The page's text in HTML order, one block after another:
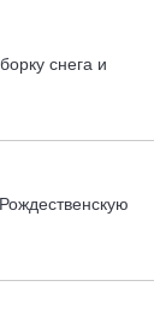
снега и